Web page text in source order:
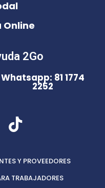
2Go
Whatsapp: 81 1774
2252
Y PROVEEDORES
TRABAJADORES